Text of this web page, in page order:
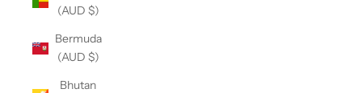
(AUD $)
Bermuda
(AUD $)
Bhutan